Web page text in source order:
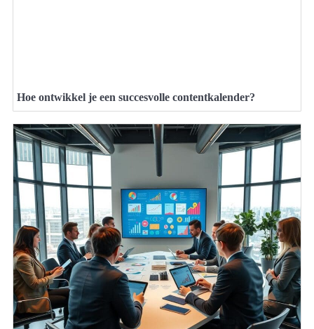
Hoe ontwikkel je een succesvolle contentkalender?